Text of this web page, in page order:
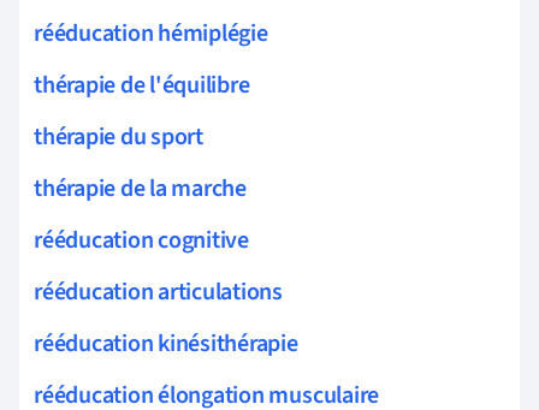
rééducation hémiplégie
thérapie de l'équilibre
thérapie du sport
thérapie de la marche
rééducation cognitive
rééducation articulations
rééducation kinésithérapie
rééducation élongation musculaire